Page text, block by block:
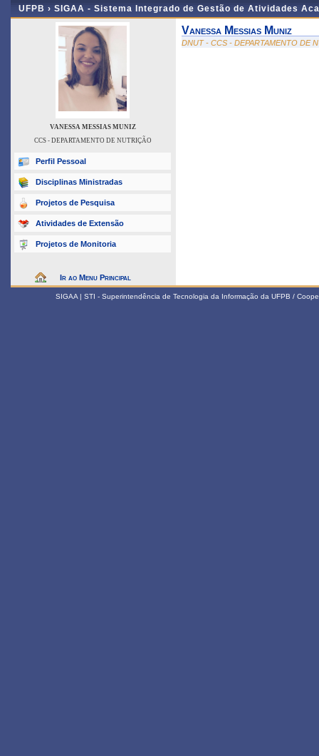
UFPB › SIGAA - Sistema Integrado de Gestão de Atividades
VANESSA MESSIAS MUNIZ
CCS - DEPARTAMENTO DE NUTRIÇÃO
Perfil Pessoal
Disciplinas Ministradas
Projetos de Pesquisa
Atividades de Extensão
Projetos de Monitoria
Ir ao Menu Principal
Vanessa Messias Muniz
DNUT - CCS - DEPARTAMENTO DE
SIGAA | STI - Superintendência de Tecnologia da Informação da UFPB /